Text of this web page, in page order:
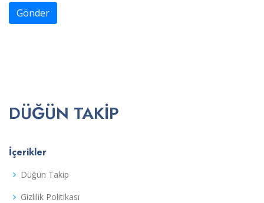
Gönder
DÜĞÜN TAKIP
İçerikler
Düğün Takip
Gizlilik Politikası